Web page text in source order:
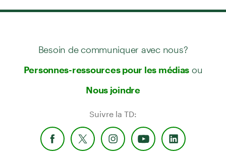
Besoin de communiquer avec nous?
Personnes-ressources pour les médias ou
Nous joindre
Suivre la TD: